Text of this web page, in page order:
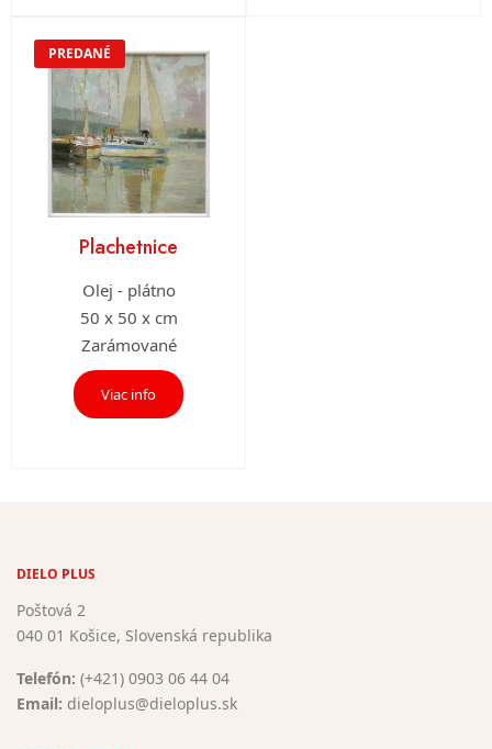
PREDANÉ
Plachetnice
Olej - plátno
50 x 50 x cm
Zarámované
Viac info
DIELO PLUS
Poštová 2
040 01 Košice, Slovenská republika
Telefón: (+421) 0903 06 44 04
Email: dieloplus@dieloplus.sk